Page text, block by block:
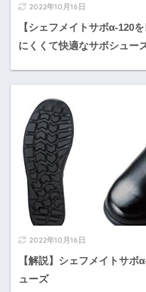
2022年10月16日
【シェフメイトサボα-120
にくくて快適なサボシュー
2022年10月16日
【解説】シェフメイトサボ
ューズ